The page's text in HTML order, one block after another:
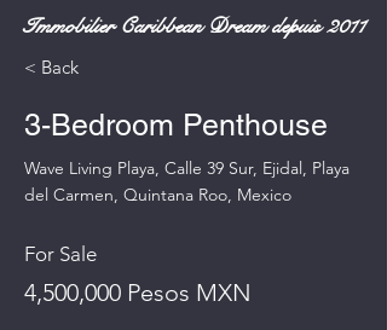
Immobilier Caribbean Dream depuis 2011
< Back
3-Bedroom Penthouse
Wave Living Playa, Calle 39 Sur, Ejidal, Playa
del Carmen, Quintana Roo, Mexico
For Sale
4,500,000 Pesos MXN